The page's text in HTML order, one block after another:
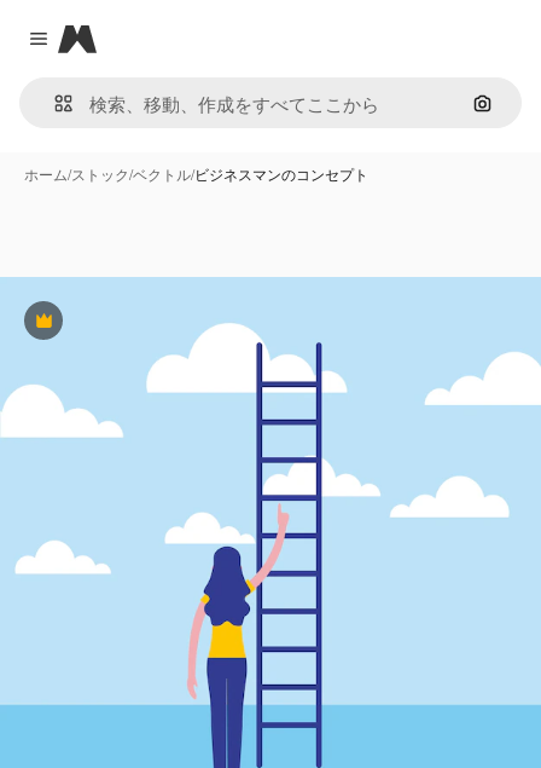
Close menu
Magnific
画像で
ホーム/ストック/ベクトル/ビジネスマンのコンセプト
Premium